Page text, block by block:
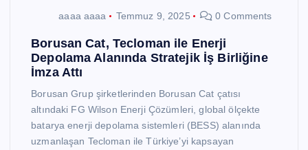
aaaa aaaa Temmuz 9, 2025 0 Comments
Borusan Cat, Tecloman ile Enerji
Depolama Alanında Stratejik İş Birliğine
İmza Attı
Borusan Grup şirketlerinden Borusan Cat çatısı
altındaki FG Wilson Enerji Çözümleri, global ölçekte
batarya enerji depolama sistemleri (BESS) alanında
uzmanlaşan Tecloman ile Türkiye’yi kapsayan